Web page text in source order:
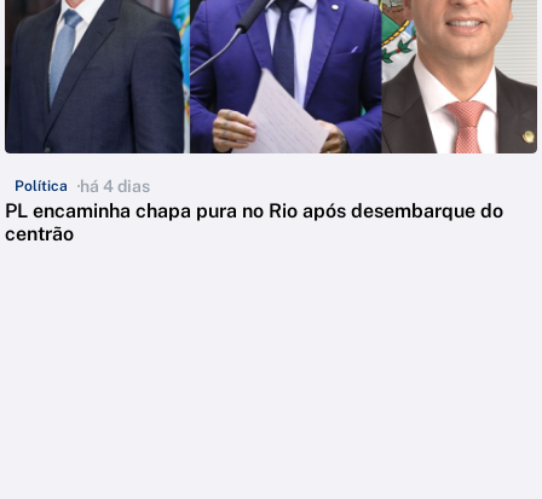
Política há 4 dias
PL encaminha chapa pura no Rio após desembarque do
centrão